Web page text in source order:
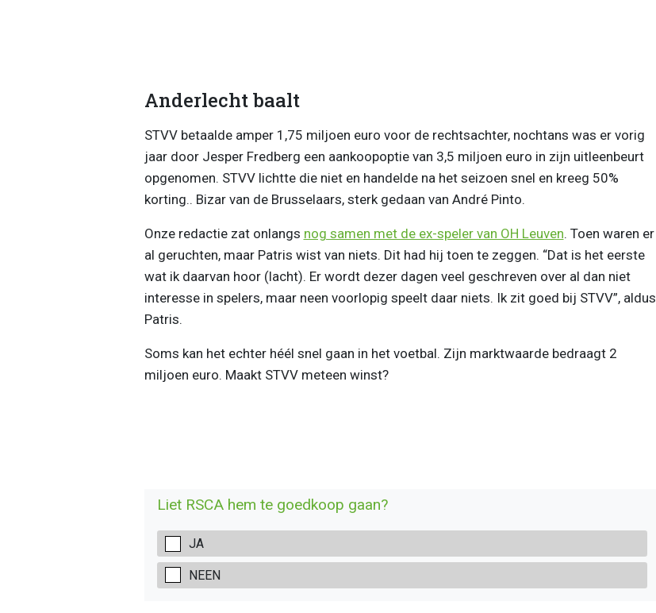
Anderlecht baalt
STVV betaalde amper 1,75 miljoen euro voor de rechtsachter, nochtans was er vorig
jaar door Jesper Fredberg een aankoopoptie van 3,5 miljoen euro in zijn uitleenbeurt
opgenomen. STVV lichtte die niet en handelde na het seizoen snel en kreeg 50%
korting.. Bizar van de Brusselaars, sterk gedaan van André Pinto.
Onze redactie zat onlangs nog samen met de ex-speler van OH Leuven. Toen waren er
al geruchten, maar Patris wist van niets. Dit had hij toen te zeggen. “Dat is het eerste
wat ik daarvan hoor (lacht). Er wordt dezer dagen veel geschreven over al dan niet
interesse in spelers, maar neen voorlopig speelt daar niets. Ik zit goed bij STVV”, aldus
Patris.
Soms kan het echter héél snel gaan in het voetbal. Zijn marktwaarde bedraagt 2
miljoen euro. Maakt STVV meteen winst?
Liet RSCA hem te goedkoop gaan?
JA
NEEN